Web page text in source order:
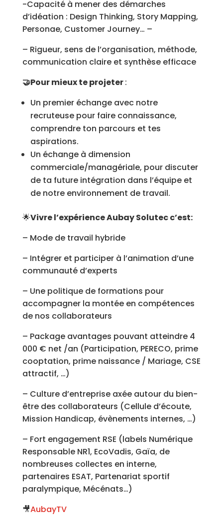
-Capacité à mener des démarches
d’idéation : Design Thinking, Story Mapping,
Personae, Customer Journey… –
– Rigueur, sens de l’organisation, méthode,
communication claire et synthèse efficace
🤝Pour mieux te projeter:
Un premier échange avec notre
recruteuse pour faire connaissance,
comprendre ton parcours et tes
aspirations.
Un échange à dimension
commerciale/managériale, pour discuter
de ta future intégration dans l’équipe et
de notre environnement de travail.
🌟Vivre l’expérience Aubay Solutec c’est:
– Mode de travail hybride
– Intégrer et participer à l’animation d’une
communauté d’experts
– Une politique de formations pour
accompagner la montée en compétences
de nos collaborateurs
– Package avantages pouvant atteindre 4
000 € net /an (Participation, PERECO, prime
cooptation, prime naissance / Mariage, CSE
attractif, …)
– Culture d’entreprise axée autour du bien-
être des collaborateurs (Cellule d’écoute,
Mission Handicap, évènements internes, …)
– Fort engagement RSE (labels Numérique
Responsable NR1, EcoVadis, Gaïa, de
nombreuses collectes en interne,
partenaires ESAT, Partenariat sportif
paralympique, Mécénats…)
🎥AubayTV